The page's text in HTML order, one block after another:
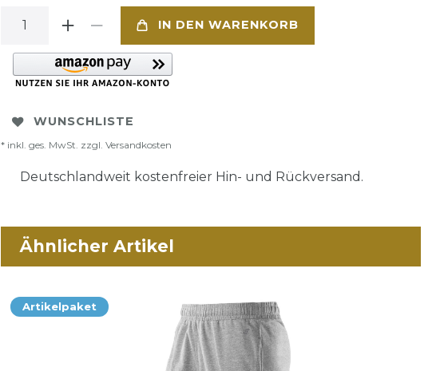
IN DEN WARENKORB
WUNSCHLISTE
* inkl. ges. MwSt. zzgl. Versandkosten
Deutschlandweit kostenfreier Hin- und Rückversand.
Ähnlicher Artikel
Artikelpaket